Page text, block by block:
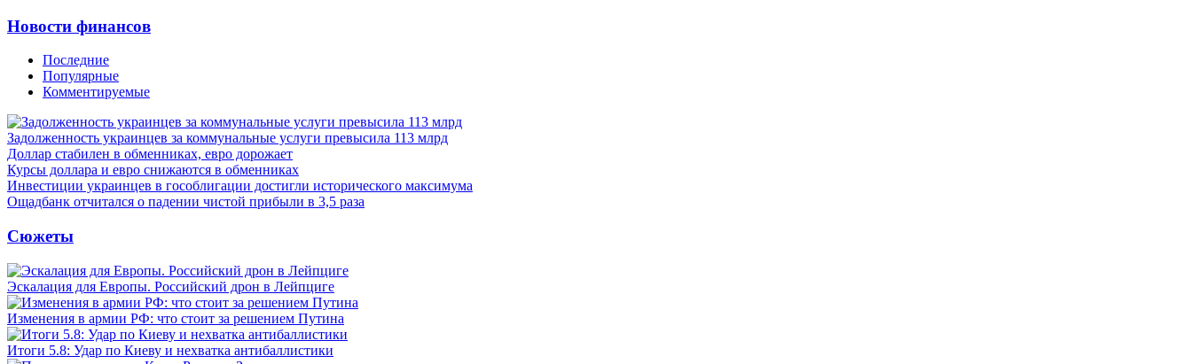
Новости финансов
Последние
Популярные
Комментируемые
Задолженность украинцев за коммунальные услуги превысила 113 млрд
Доллар стабилен в обменниках, евро дорожает
Курсы доллара и евро снижаются в обменниках
Инвестиции украинцев в гособлигации достигли исторического максимума
Ощадбанк отчитался о падении чистой прибыли в 3,5 раза
Сюжеты
Эскалация для Европы. Российский дрон в Лейпциге
Изменения в армии РФ: что стоит за решением Путина
Итоги 5.8: Удар по Киеву и нехватка антибаллистики